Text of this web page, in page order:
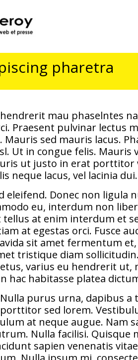
pharetra
mau phaselntes
Praesent pulvinar lectus
Mauris sed mauris lacus.
Ut in congue felis.
ut justo in erat porttitor
neque lacus, vel lacinia dui.
eleifend. Donec non ligula
eu, interdum non
tellus at enim interdum et
at egestas orci. Fusce
sit amet fermentum
tristique diam
varius eu hendrerit
hac habitasse platea
purus urna, dapibus
sed lorem.
at neque augue. Nam
Nulla facilisi.
sapien venenatis